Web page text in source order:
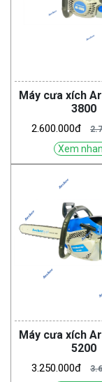
Máy cưa xích
3800
2.600.000đ
Xem
Máy cưa xích
5200
3.250.000đ